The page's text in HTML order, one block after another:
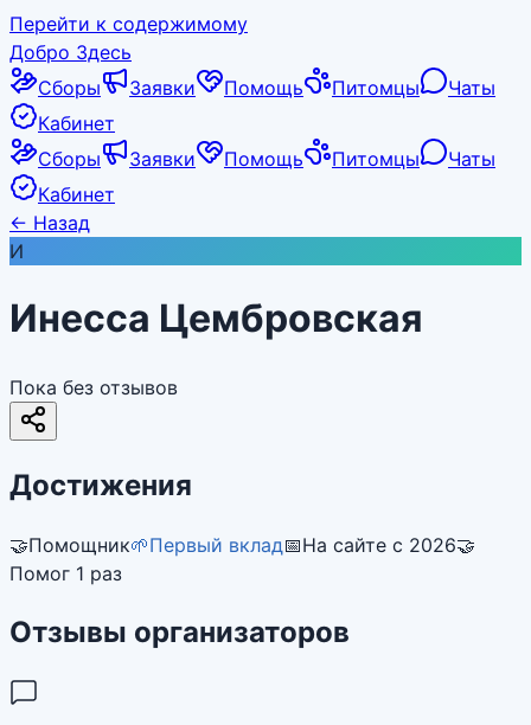
Перейти к содержимому
Добро Здесь
Сборы
Заявки Помощь Питомцы
Чаты
Кабинет
Сборы
Заявки Помощь Питомцы
Чаты
Кабинет
← Назад
И
Инесса Цембровская
Пока без отзывов
Достижения
🤝Помощник🌱Первый вклад📅На сайте с 2026🤝
Помог 1 раз
Отзывы организаторов